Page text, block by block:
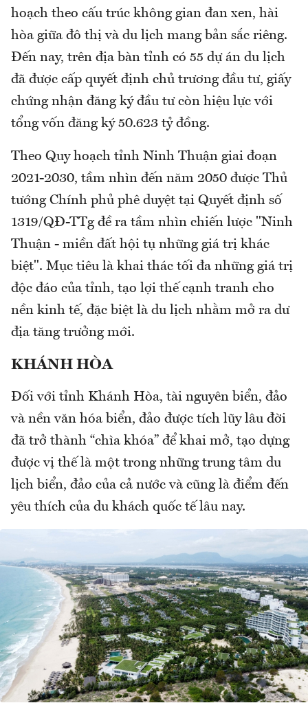
hoạch theo cấu trúc không gian đan xen, hài
hòa giữa đô thị và du lịch mang bản sắc riêng.
Đến nay, trên địa bàn tỉnh có 55 dự án du lịch
đã được cấp quyết định chủ trương đầu tư, giấy
chứng nhận đăng ký đầu tư còn hiệu lực với
tổng vốn đăng ký 50.623 tỷ đồng.
Theo Quy hoạch tỉnh Ninh Thuận giai đoạn
2021-2030, tầm nhìn đến năm 2050 được Thủ
tướng Chính phủ phê duyệt tại Quyết định số
1319/QĐ-TTg đề ra tầm nhìn chiến lược "Ninh
Thuận - miền đất hội tụ những giá trị khác
biệt". Mục tiêu là khai thác tối đa những giá trị
độc đáo của tỉnh, tạo lợi thế cạnh tranh cho
nền kinh tế, đặc biệt là du lịch nhằm mở ra dư
địa tăng trưởng mới.
KHÁNH HÒA
Đối với tỉnh Khánh Hòa, tài nguyên biển, đảo
và nền văn hóa biển, đảo được tích lũy lâu đời
đã trở thành “chìa khóa” để khai mở, tạo dựng
được vị thế là một trong những trung tâm du
lịch biển, đảo của cả nước và cũng là điểm đến
yêu thích của du khách quốc tế lâu nay.